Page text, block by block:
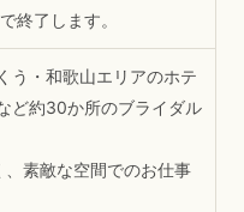
終了します。
う・和歌山エリアのホテ
ど約30か所のブライダル
素敵な空間でのお仕事